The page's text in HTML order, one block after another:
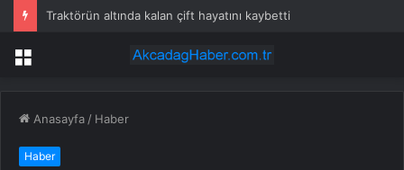
Traktörün altında kalan çift hayatını kaybetti
Menü
Anasayfa / Haber
Haber